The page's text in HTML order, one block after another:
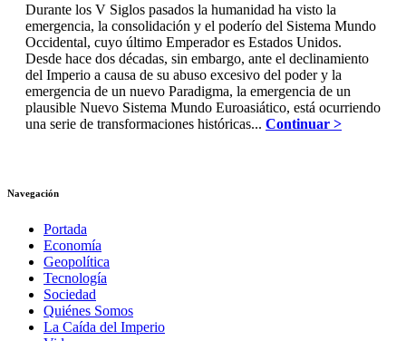
Durante los V Siglos pasados la humanidad ha visto la
emergencia, la consolidación y el poderío del Sistema Mundo
Occidental, cuyo último Emperador es Estados Unidos.
Desde hace dos décadas, sin embargo, ante el declinamiento
del Imperio a causa de su abuso excesivo del poder y la
emergencia de un nuevo Paradigma, la emergencia de un
plausible Nuevo Sistema Mundo Euroasiático, está ocurriendo
una serie de transformaciones históricas... Continuar >
Navegación
Portada
Economía
Geopolítica
Tecnología
Sociedad
Quiénes Somos
La Caída del Imperio